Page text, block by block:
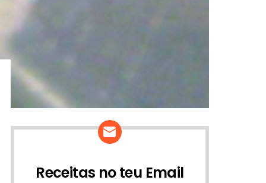
Receitas no teu Email